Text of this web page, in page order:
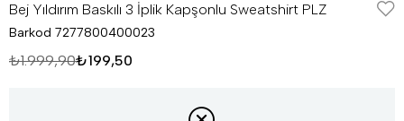
Bej Yıldırım Baskılı 3 İplik Kapşonlu Sweatshirt PLZ
Barkod 7277800400023
₺1.999,90₺199,50